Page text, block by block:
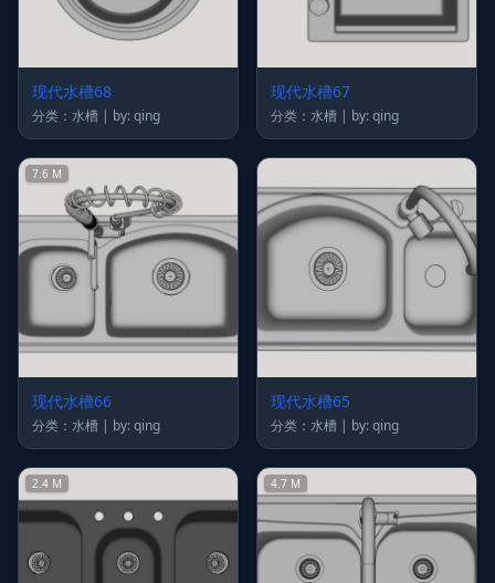
现代水槽68
分类：水槽 | by: qing
现代水槽67
分类：水槽 | by: qing
7.6 M
现代水槽66
分类：水槽 | by: qing
现代水槽65
分类：水槽 | by: qing
2.4 M 4.7 M